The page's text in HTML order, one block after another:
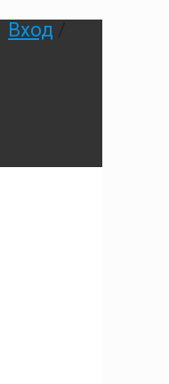
Вход